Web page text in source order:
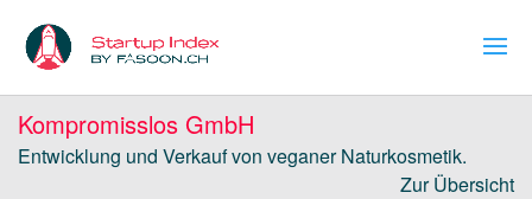
Kompromisslos GmbH
Entwicklung und Verkauf von veganer Naturkosmetik.
Zur Übersicht